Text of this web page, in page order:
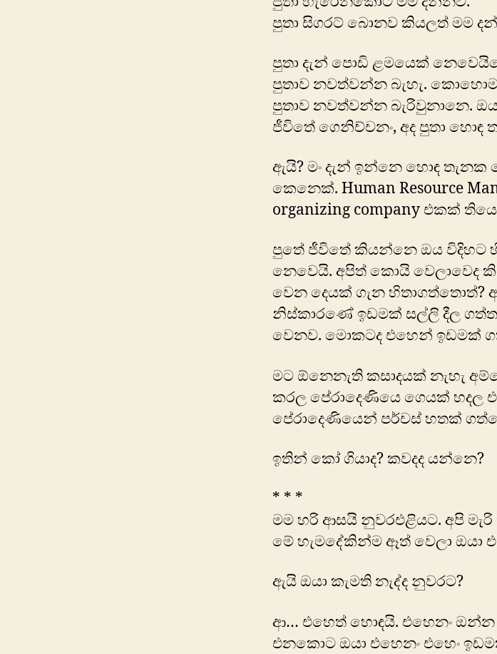
පුතා සිගරට් බොනව කියලත් මම
පුතා දැන් පොඩි ළමයෙක්
පුතාව නවත්වන්න බැහැ.
පුතාව නවත්වන්න බැරිවුනානෙ.
ජීවිතේ ගෙනිච්චනං, අද පුතා හොඳ
ඇයි? මං දැන් ඉන්නෙ හොඳ තැනක
කෙනෙක්. Human Resource
organizing company එකක්
පුතේ ජීවිතේ කියන්නෙ ඔය විදිහට
නෙවෙයි. අපිත් කොයි වෙලාවෙද
වෙන දෙයක් ගැන හිතාගත්තොත්?
නිස්කාරණේ ඉඩමක් සල්ලි දීල
වෙනව. මොකටද එහෙන් ඉඩමක්
මට ඕනෙනැති කසාදයක් නැහැ
කරල පේරාදෙණියෙ ගෙයක් හදල
පේරාදෙණියෙන් පර්චස් හතක්
ඉතින් කෝ ගියාද? කවදද යන්නෙ?
* * *
මම හරි ආසයි නුවරඑළියට. අපි
මේ හැමදේකින්ම ඈත් වෙලා ඔයා
ඇයි ඔයා කැමති නැද්ද නුවරට?
ආ… එහෙත් හොඳයි. එහෙනං
එනකොට ඔයා එහෙනං එහෙං